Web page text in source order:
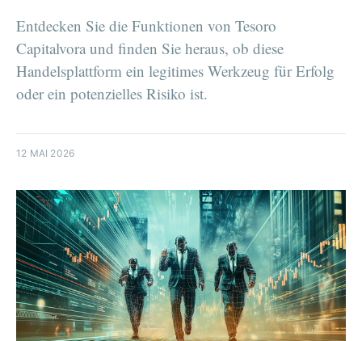
Entdecken Sie die Funktionen von Tesoro
Capitalvora und finden Sie heraus, ob diese
Handelsplattform ein legitimes Werkzeug für Erfolg
oder ein potenzielles Risiko ist.
12 MAI 2026